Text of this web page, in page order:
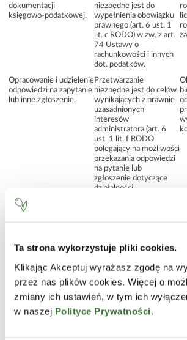
Ta strona wykorzystuje pliki cookies.
Klikając Akceptuj wyrażasz zgodę na
przez nas plików cookies. Więcej o
zmiany ich ustawień, w tym ich
w naszej Polityce Prywatności.
dokumentacji
księgowo‑podatkowej.
niezbędne jest do
wypełnienia obowiązku
prawnego (art. 6 ust. 1
lit. c RODO) w zw. z art.
74 Ustawy o
rachunkowości i innych
dot. podatków.
Opracowanie i udzielenie
odpowiedzi na zapytanie
lub inne zgłoszenie.
Przetwarzanie
niezbędne jest do celów
wynikających z prawnie
uzasadnionych
interesów
administratora (art. 6
ust. 1 lit. f RODO
polegający na możliwości
przekazania odpowiedzi
na pytanie lub
zgłoszenie dotyczące
działalności.
Obsługa, dochodzenie i
obrona w razie
interesów
administratora (art. 6
ust. 1 lit. f RODO)
dotyczących prawa do
obrony lub dochodzenia
w razie zaistnienia
wzajemnych roszczeń.
Rozpatrywanie
Przetwarzanie danych